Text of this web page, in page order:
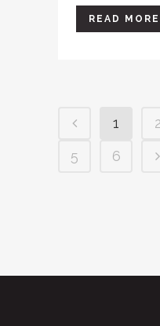
READ MORE
1 2
5
6